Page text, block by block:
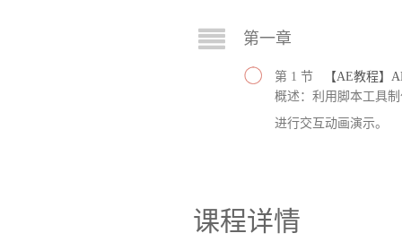
第一章
第 1 节
【AE教程】
概述：利用脚本工具
进行交互动画演示。
课程详情